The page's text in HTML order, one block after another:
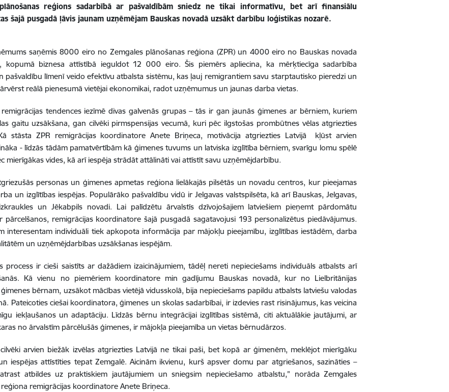
reģions sadarbībā ar pašvaldībām sniedz ne tikai informatīvu, bet arī finansiālu
šajā pusgadā ļāvis jaunam uzņēmējam Bauskas novadā uzsākt darbību loģistikas nozarē.
saņēmis 8000 eiro no Zemgales plānošanas reģiona (ZPR) un 4000 eiro no Bauskas novada
kopumā biznesa attīstībā ieguldot 12 000 eiro. Šis piemērs apliecina, ka mērķtiecīga sadarbība
pašvaldību līmenī veido efektīvu atbalsta sistēmu, kas ļauj remigrantiem savu starptautisko pieredzi un
reālā pienesumā vietējai ekonomikai, radot uzņēmumus un jaunas darba vietas.
tendences iezīmē divas galvenās grupas – tās ir gan jaunās ģimenes ar bērniem, kuriem
gaitu uzsākšana, gan cilvēki pirmspensijas vecumā, kuri pēc ilgstošas prombūtnes vēlas atgriezties
stāsta ZPR remigrācijas koordinatore Anete Briņeca, motivācija atgriezties Latvijā kļūst arvien
- līdzās tādām pamatvērtībām kā ģimenes tuvums un latviska izglītība bērniem, svarīgu lomu spēlē
mierīgākas vides, kā arī iespēja strādāt attālināti vai attīstīt savu uzņēmējdarbību.
personas un ģimenes apmetas reģiona lielākajās pilsētās un novadu centros, kur pieejamas
un izglītības iespējas. Populārāko pašvaldību vidū ir Jelgavas valstspilsēta, kā arī Bauskas, Jelgavas,
un Jēkabpils novadi. Lai palīdzētu ārvalstīs dzīvojošajiem latviešiem pieņemt pārdomātu
pārcelšanos, remigrācijas koordinatore šajā pusgadā sagatavojusi 193 personalizētus piedāvājumus.
interesentam individuāli tiek apkopota informācija par mājokļu pieejamību, izglītības iestādēm, darba
un uzņēmējdarbības uzsākšanas iespējām.
process ir cieši saistīts ar dažādiem izaicinājumiem, tādēļ nereti nepieciešams individuāls atbalsts arī
Kā vienu no piemēriem koordinatore min gadījumu Bauskas novadā, kur no Lielbritānijas
bērnam, uzsākot mācības vietējā vidusskolā, bija nepieciešams papildu atbalsts latviešu valodas
Pateicoties ciešai koordinatora, ģimenes un skolas sadarbībai, ir izdevies rast risinājumus, kas veicina
iekļaušanos unadaptāciju. Līdzās bērnu integrācijai izglītības sistēmā, citi aktuālākie jautājumi, ar
no ārvalstīm pārcēlušās ģimenes, ir mājokļa pieejamība un vietas bērnudārzos.
arvien biežāk izvēlas atgriezties Latvijā ne tikai paši, bet kopā ar ģimenēm, meklējot mierīgāku
iespējas attīstīties tepat Zemgalē. Aicinām ikvienu, kurš apsver domu par atgriešanos, sazināties –
atbildes uz praktiskiem jautājumiem un sniegsim nepieciešamo atbalstu," norāda Zemgales
remigrācijas koordinatore Anete Briņeca.